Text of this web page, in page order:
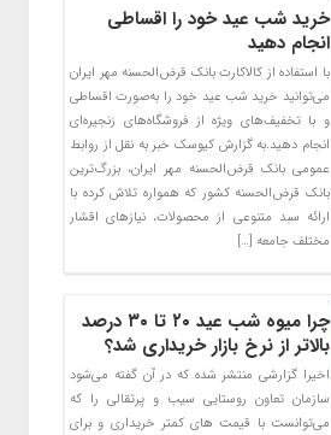
خرید شب عید خود را اقساطی
انجام دهید
با استفاده از کالاکارت بانک قرض‌الحسنه مهر ایران
می‌توانید خرید شب عید خود را به‌صورت اقساطی
و با تخفیف‌های ویژه از فروشگاه‌های زنجیره‌ای
انجام دهید.به گزارش کیوسک خبر به نقل از روابط
عمومی بانک قرض‌الحسنه مهر ایران، بزرگ‌ترین
بانک قرض‌الحسنه کشور که همواره تلاش کرده با
ارائه سبد متنوعی از محصولات، نیازهای اقشار
مختلف جامعه […]
چرا میوه شب عید ۲۰ تا ۳۰ درصد
بالاتر از نرخ بازار خریداری شد؟
اخیرا گزارشی منتشر شده که در آن گفته می‌شود
سازمان تعاون روستایی سیب و پرتقالی را که
می‌توانست با قیمت های کمتر خریداری و برای